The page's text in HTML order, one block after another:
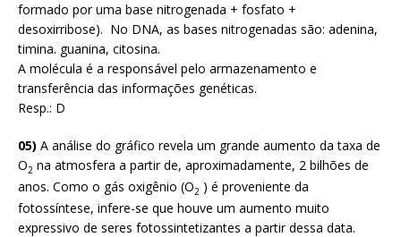
formado por uma base nitrogenada + fosfato +
desoxirribose). No DNA, as bases nitrogenadas são: adenina,
timina. guanina, citosina.
A molécula é a responsável pelo armazenamento e
transferência das informações genéticas.
Resp.: D
05) A análise do gráfico revela um grande aumento da taxa de
O2 na atmosfera a partir de, aproximadamente, 2 bilhões de
anos. Como o gás oxigênio (O2 ) é proveniente da
fotossíntese, infere-se que houve um aumento muito
expressivo de seres fotossintetizantes a partir dessa data.